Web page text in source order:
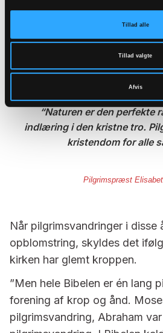
Tillad alle
Tillad valgte
Afvis
Man kan simpelthen lytte på
ligesom man stiller sig selv
i en samtale. Det er helt
og høre på en monolog.
Naturen er den perfekte
indlæring i den kristne tro.
kristendom for alle
Pilgrimspræst
Når pilgrimsvandringer i disse
opblomstring, skyldes det
kirken har glemt kroppen.
”Men hele Bibelen er én lang
forening af krop og ånd.
pilgrimsvandring, Abraham